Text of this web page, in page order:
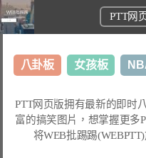
PTT网
八卦板 女孩板
美食板
PTT网页版拥有最新的即时
富的搞笑图片，想掌握更多
将WEB批踢踢(WEBPTT)